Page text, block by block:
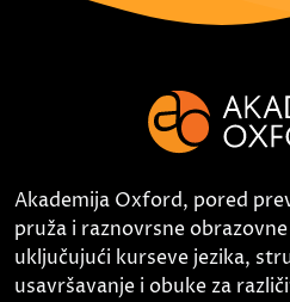
Akademija Oxford, pored
pruža i raznovrsne
uključujući kurseve jezika,
usavršavanje i obuke za